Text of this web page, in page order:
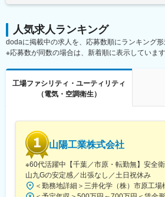
期間の安定した事業体制を構築、サー
ガソーラーを中心に日本全国でO&M業
制で遠隔監視しています。
・裁量権が大きくチャレンジできる環境
高い志とポテンシャルを持った社員に
ー
週休2日制、月平均残業時間10時間程
実現できる環境です。
・オープン&フラットな環境で多様な
多様なバックグラウンドの人財がのび
人気求人ランキング
dodaに掲載中の求人を、応募数順にランキング形
※応募数が同数の場合は、新着順に表示しています
工場ファシリティ・ユーティリティ
（電気・空調衛生）
山陽工業株式会社
※60代活躍中【千葉／市原・転勤無】安全
山九Gの安定感／出張なし／土日祝休み